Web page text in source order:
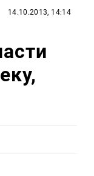
14.10.2013, 14:14